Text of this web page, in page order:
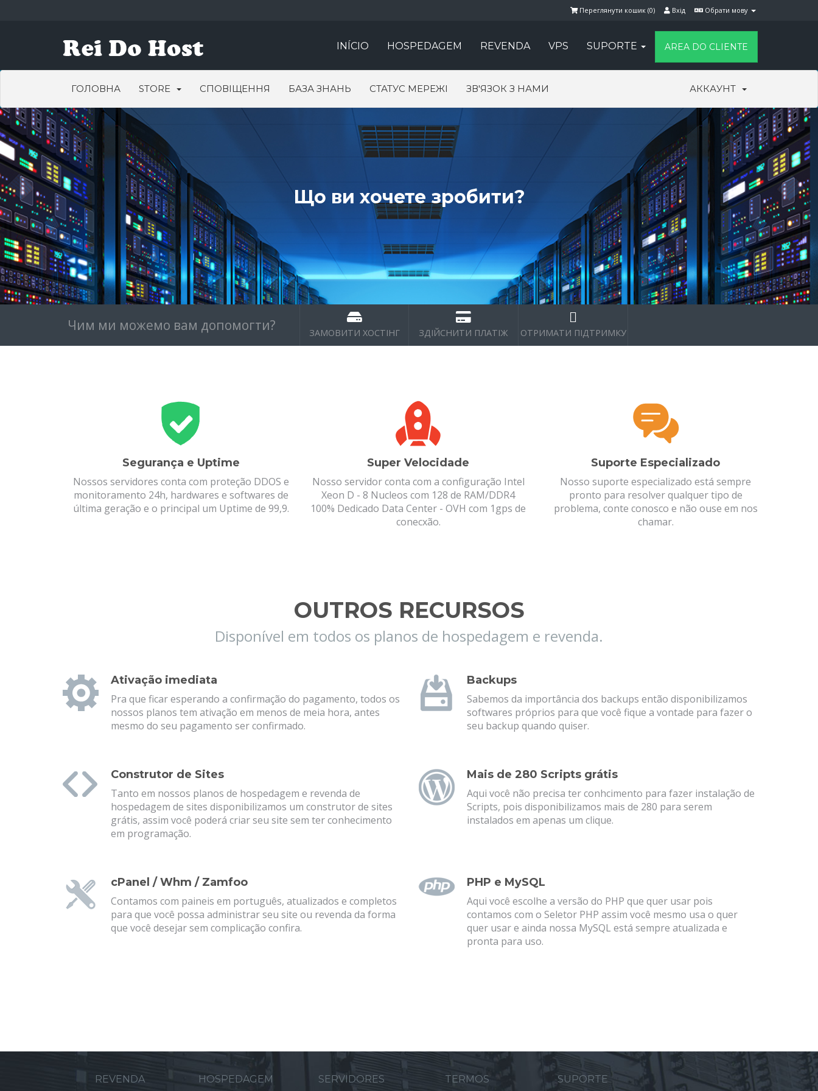
Обрати мову
Вхід
Переглянути кошик (0)
INÍCIO HOSPEDAGEM REVENDA VPS SUPORTE AREA DO CLIENTE
ГОЛОВНА STORE СПОВІЩЕННЯ БАЗА ЗНАНЬ СТАТУС МЕРЕЖІ ЗВ'ЯЗОК З НАМИ АККАУНТ
Що ви хочете зробити?
Чим ми можемо вам допомогти? ЗАМОВИТИ ХОСТІНГ ЗДІЙСНИТИ ПЛАТІЖ ОТРИМАТИ ПІДТРИМКУ
Segurança e Uptime
Nossos servidores conta com proteção DDOS e
monitoramento 24h, hardwares e softwares de
última geração e o principal um Uptime de 99,9.
Super Velocidade
Nosso servidor conta com a configuração Intel
Xeon D - 8 Nucleos com 128 de RAM/DDR4
100% Dedicado Data Center - OVH com 1gps de
conecxão.
Suporte Especializado
Nosso suporte especializado está sempre
pronto para resolver qualquer tipo de
problema, conte conosco e não ouse em nos
chamar.
OUTROS RECURSOS
Disponível em todos os planos de hospedagem e revenda.
Ativação imediata
Pra que ficar esperando a confirmação do pagamento, todos os
nossos planos tem ativação em menos de meia hora, antes
mesmo do seu pagamento ser confirmado.
Backups
Sabemos da importância dos backups então disponibilizamos
softwares próprios para que você fique a vontade para fazer o
seu backup quando quiser.
Construtor de Sites
Tanto em nossos planos de hospedagem e revenda de
hospedagem de sites disponibilizamos um construtor de sites
grátis, assim você poderá criar seu site sem ter conhecimento
em programação.
Mais de 280 Scripts grátis
Aqui você não precisa ter conhcimento para fazer instalação de
Scripts, pois disponibilizamos mais de 280 para serem
instalados em apenas um clique.
cPanel / Whm / Zamfoo
Contamos com paineis em português, atualizados e completos
para que você possa administrar seu site ou revenda da forma
que você desejar sem complicação confira.
PHP e MySQL
Aqui você escolhe a versão do PHP que quer usar pois
contamos com o Seletor PHP assim você mesmo usa o quer
quer usar e ainda nossa MySQL está sempre atualizada e
pronta para uso.
REVENDA HOSPEDAGEM SERVIDORES TERMOS SUPORTE